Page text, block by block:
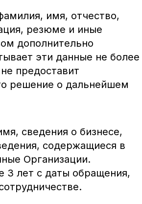
имя, отчество,
резюме и иные
дополнительно
эти данные не более
предоставит
решение о дальнейшем
сведения о бизнесе,
содержащиеся в
Организации.
3 лет с даты обращения,